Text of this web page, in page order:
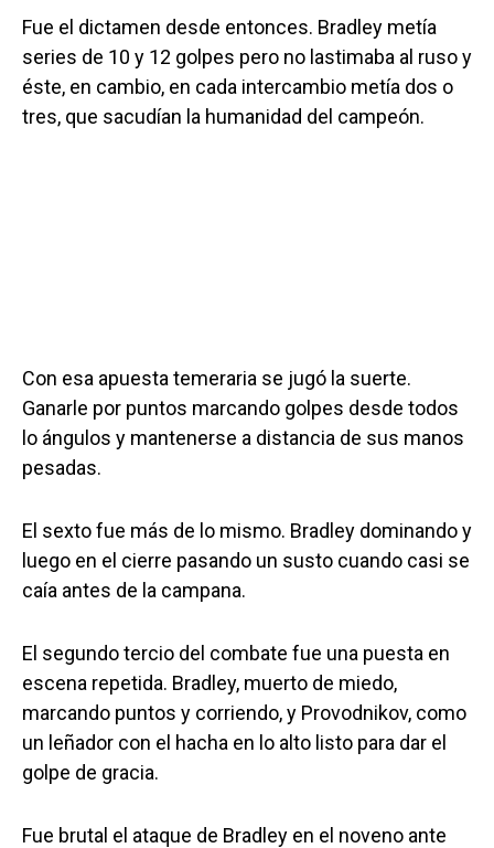
Fue el dictamen desde entonces. Bradley metía
series de 10 y 12 golpes pero no lastimaba al ruso y
éste, en cambio, en cada intercambio metía dos o
tres, que sacudían la humanidad del campeón.
Con esa apuesta temeraria se jugó la suerte.
Ganarle por puntos marcando golpes desde todos
lo ángulos y mantenerse a distancia de sus manos
pesadas.
El sexto fue más de lo mismo. Bradley dominando y
luego en el cierre pasando un susto cuando casi se
caía antes de la campana.
El segundo tercio del combate fue una puesta en
escena repetida. Bradley, muerto de miedo,
marcando puntos y corriendo, y Provodnikov, como
un leñador con el hacha en lo alto listo para dar el
golpe de gracia.
Fue brutal el ataque de Bradley en el noveno ante